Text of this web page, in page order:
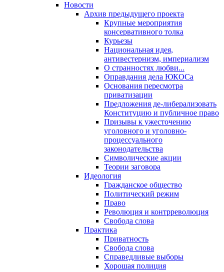
Новости
Архив предыдущего проекта
Крупные мероприятия
консервативного толка
Курьезы
Национальная идея,
антивестернизм, империализм
О странностях любви...
Оправдания дела ЮКОСа
Основания пересмотра
приватизации
Предложения де-либерализовать
Конституцию и публичное право
Призывы к ужесточению
уголовного и уголовно-
процессуального
законодательства
Символические акции
Теории заговора
Идеология
Гражданское общество
Политический режим
Право
Революция и контрреволюция
Свобода слова
Практика
Приватность
Свобода слова
Справедливые выборы
Хорошая полиция